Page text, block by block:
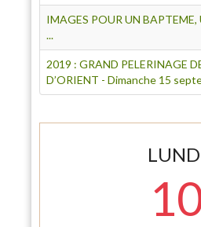
IMAGES POUR UN
...
2019 : GRAND PELERINAGE
D’ORIENT - Dimanche 15